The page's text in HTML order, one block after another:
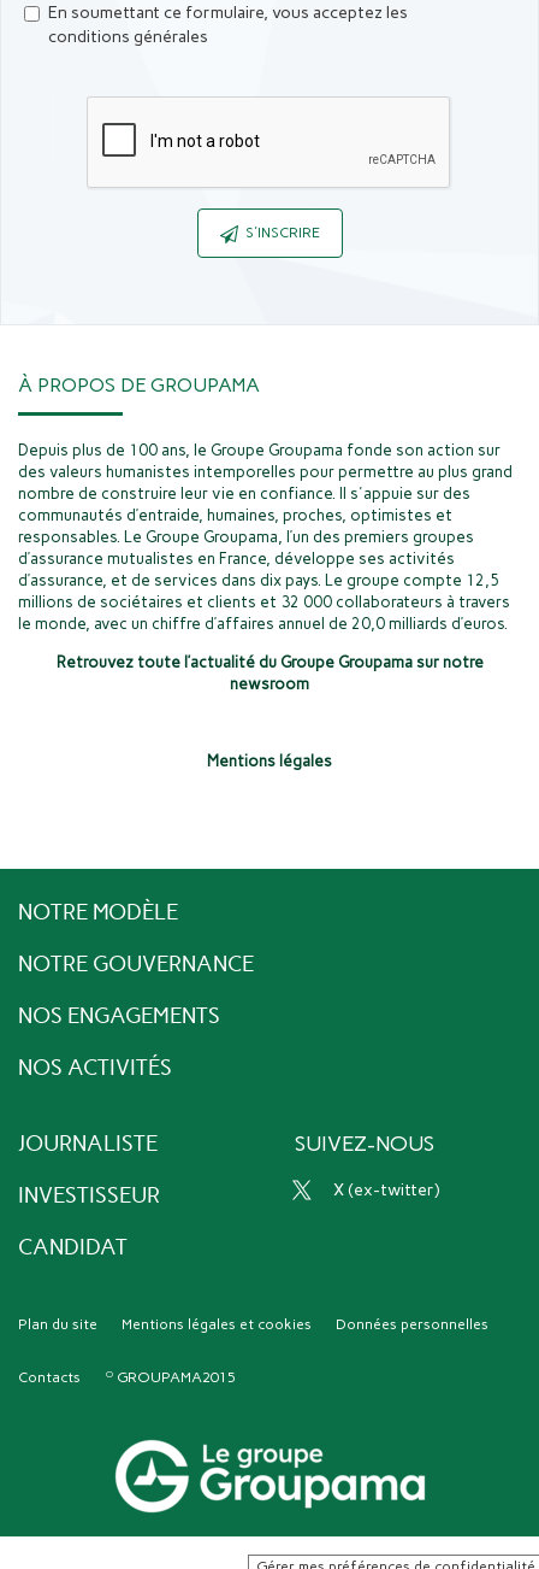
En soumettant ce formulaire, vous acceptez les
conditions générales
S'INSCRIRE
À PROPOS DE GROUPAMA
Depuis plus de 100 ans, le Groupe Groupama fonde son action sur
des valeurs humanistes intemporelles pour permettre au plus grand
nombre de construire leur vie en confiance. Il s'appuie sur des
communautés d’entraide, humaines, proches, optimistes et
responsables. Le Groupe Groupama, l’un des premiers groupes
d’assurance mutualistes en France, développe ses activités
d’assurance, et de services dans dix pays. Le groupe compte 12,5
millions de sociétaires et clients et 32 000 collaborateurs à travers
le monde, avec un chiffre d’affaires annuel de 20,0 milliards d’euros.
Retrouvez toute l’actualité du Groupe Groupama sur notre
newsroom
Mentions légales
NOTRE MODÈLE
NOTRE GOUVERNANCE
NOS ENGAGEMENTS
NOS ACTIVITÉS
JOURNALISTE
INVESTISSEUR
CANDIDAT
SUIVEZ-NOUS
x (ex-twitter)
Plan du site Mentions légales et cookies Données personnelles
Contacts GROUPAMA2015